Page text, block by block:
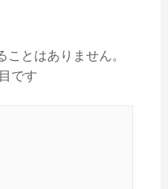
とはありません。
です